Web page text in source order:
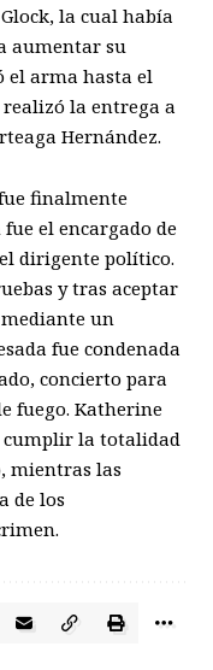
la cual había
aumentar su
el arma hasta el
la entrega a
Hernández.
finalmente
el encargado de
dirigente político.
y tras aceptar
un
fue condenada
concierto para
fuego. Katherine
cumplir la totalidad
mientras las
de los